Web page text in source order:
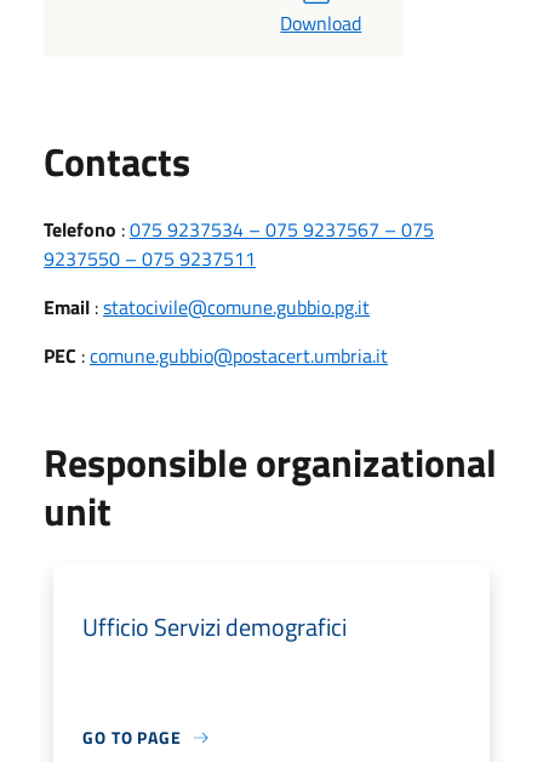
Download
Contacts
Telefono :075 9237534 – 075 9237567 – 075
9237550 – 075 9237511
Email :statocivile@comune.gubbio.pg.it
PEC :comune.gubbio@postacert.umbria.it
Responsible organizational
unit
Ufficio Servizi demografici
GO TO PAGE